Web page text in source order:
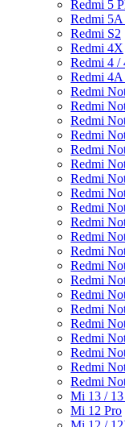
Redmi 5
Redmi
Redmi S2
Redmi 4X
Redmi 4 /
Redmi 4A
Redmi
Redmi
Redmi
Redmi
Redmi
Redmi
Redmi
Redmi
Redmi
Redmi
Redmi
Redmi
Redmi
Redmi
Redmi
Redmi
Redmi
Redmi
Redmi
Redmi
Redmi
Mi 13 /
Mi 12 Pro